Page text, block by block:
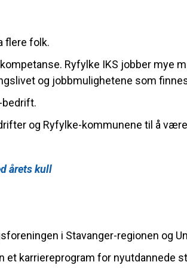
flere folk.
Ryfylke IKS jobber mye
og jobbmulighetene som
bedrift.
og Ryfylke-kommunene til å
årets kull
i Stavanger-regionen og
et karriereprogram for nyutdannede